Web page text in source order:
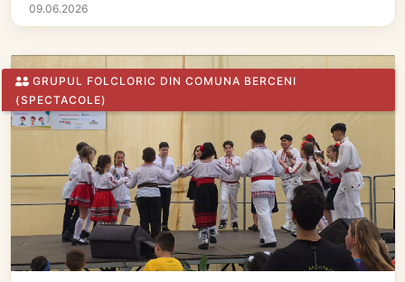
09.06.2026
GRUPUL FOLCLORIC DIN COMUNA BERCENI
(SPECTACOLE)